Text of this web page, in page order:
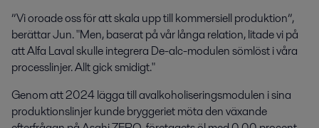
”Vi oroade oss för att skala upp till kommersiell produktion”,
berättar Jun. "Men, baserat på vår långa relation, litade vi på
att Alfa Laval skulle integrera De-alc-modulen sömlöst i våra
processlinjer. Allt gick smidigt."
Genom att 2024 lägga till avalkoholiseringsmodulen i sina
produktionslinjer kunde bryggeriet möta den växande